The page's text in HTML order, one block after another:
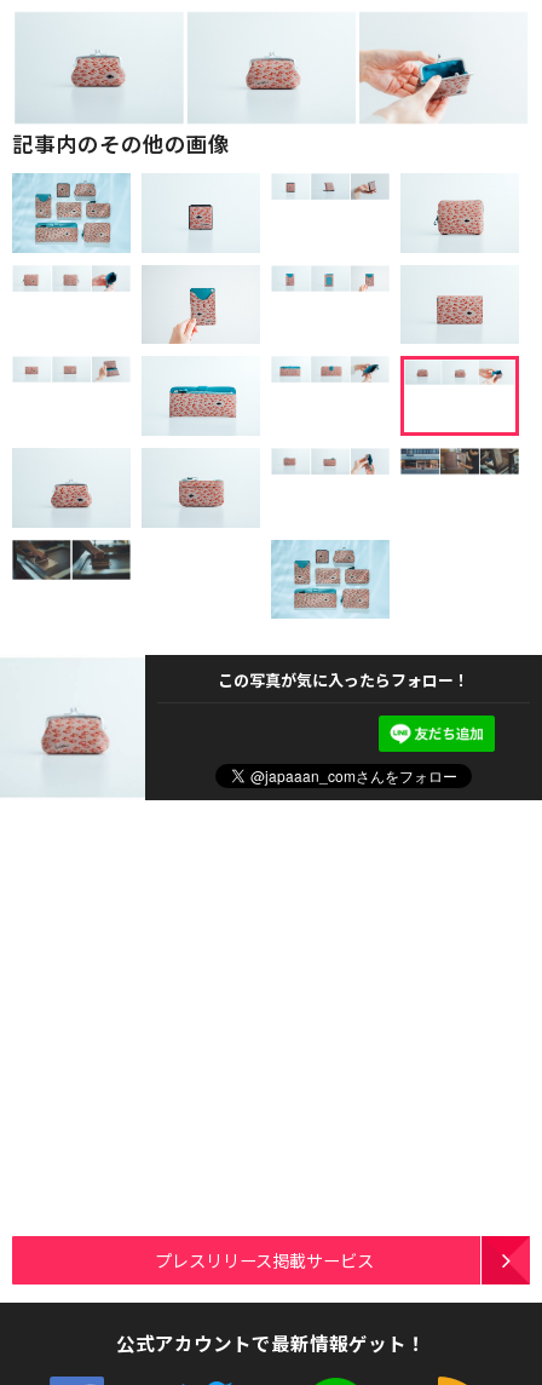
記事内のその他の画像
この写真が気に入ったらフォロー！
プレスリリース掲載サービス
公式アカウントで最新情報ゲット！